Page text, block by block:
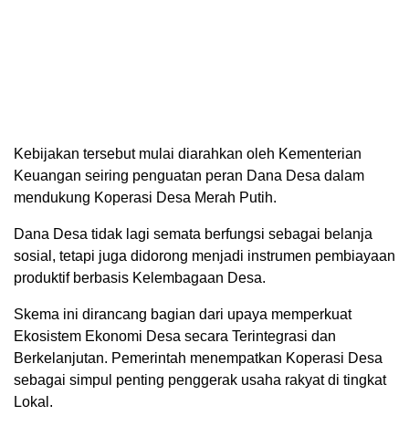
Kebijakan tersebut mulai diarahkan oleh Kementerian
Keuangan seiring penguatan peran Dana Desa dalam
mendukung Koperasi Desa Merah Putih.
Dana Desa tidak lagi semata berfungsi sebagai belanja
sosial, tetapi juga didorong menjadi instrumen pembiayaan
produktif berbasis Kelembagaan Desa.
Skema ini dirancang bagian dari upaya memperkuat
Ekosistem Ekonomi Desa secara Terintegrasi dan
Berkelanjutan. Pemerintah menempatkan Koperasi Desa
sebagai simpul penting penggerak usaha rakyat di tingkat
Lokal.